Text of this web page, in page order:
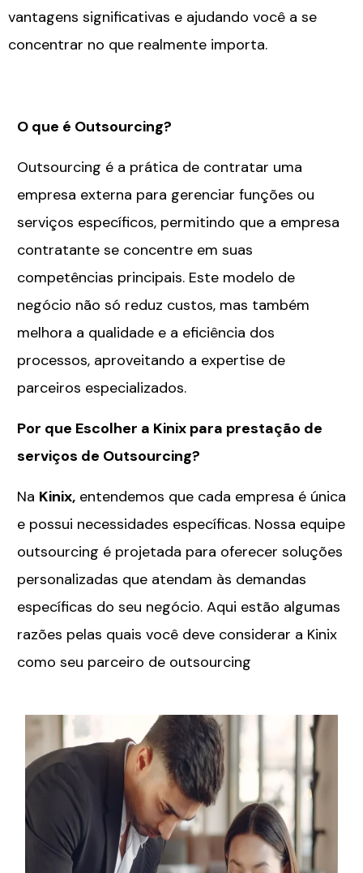
vantagens significativas e ajudando você a se
concentrar no que realmente importa.
O que é Outsourcing?
Outsourcing é a prática de contratar uma
empresa externa para gerenciar funções ou
serviços específicos, permitindo que a empresa
contratante se concentre em suas
competências principais. Este modelo de
negócio não só reduz custos, mas também
melhora a qualidade e a eficiência dos
processos, aproveitando a expertise de
parceiros especializados.
Por que Escolher a Kinix para prestação de
serviços de Outsourcing?
Na Kinix, entendemos que cada empresa é única
e possui necessidades específicas. Nossa equipe
outsourcing é projetada para oferecer soluções
personalizadas que atendam às demandas
específicas do seu negócio. Aqui estão algumas
razões pelas quais você deve considerar a Kinix
como seu parceiro de outsourcing